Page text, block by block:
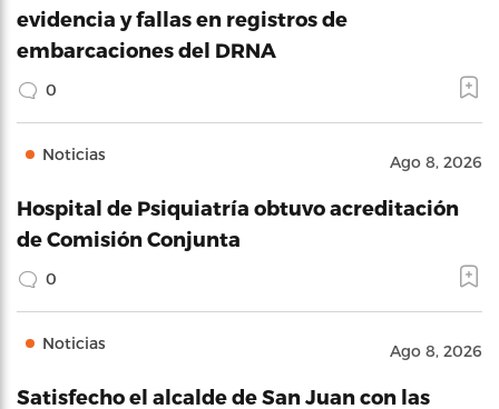
evidencia y fallas en registros de
embarcaciones del DRNA
0
Noticias Ago 8, 2026
Hospital de Psiquiatría obtuvo acreditación
de Comisión Conjunta
0
Noticias Ago 8, 2026
Satisfecho el alcalde de San Juan con las